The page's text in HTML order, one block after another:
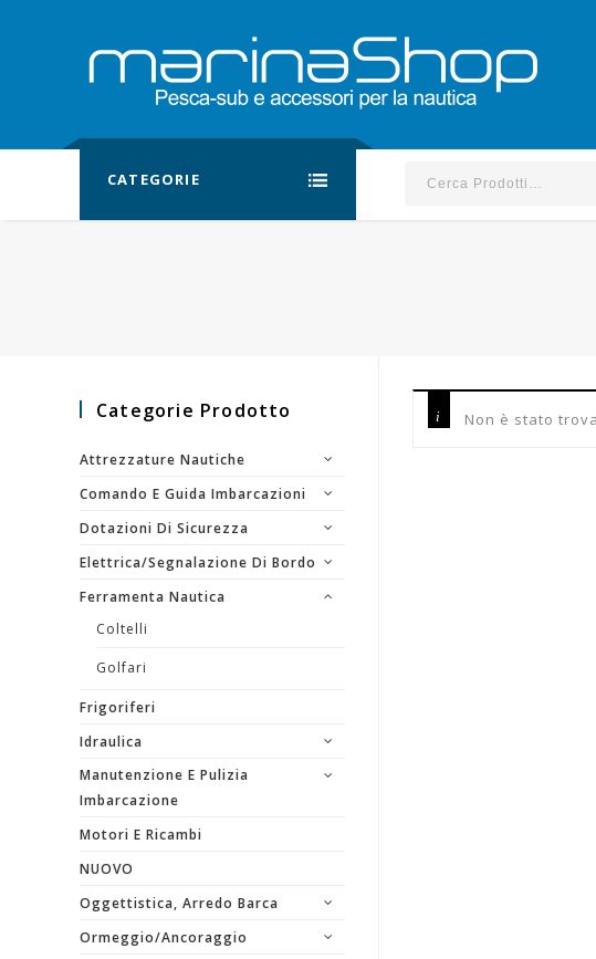
CATEGORIE
Non è stato
Categorie Prodotto
Attrezzature Nautiche
Comando E Guida Imbarcazioni
Dotazioni Di Sicurezza
Elettrica/segnalazione Di Bordo
Ferramenta Nautica
Coltelli
Golfari
Frigoriferi
Idraulica
Manutenzione E Pulizia
Imbarcazione
Motori E Ricambi
NUOVO
Oggettistica, Arredo Barca
Ormeggio/Ancoraggio